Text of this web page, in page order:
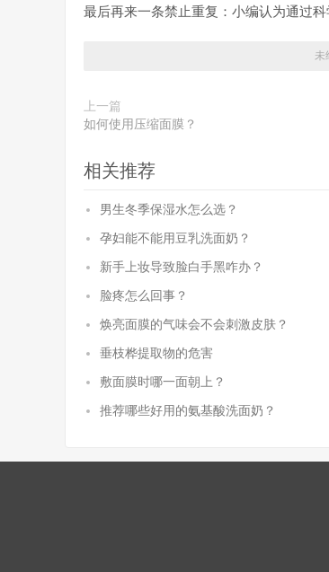
最后再来一条禁止重复：小编认为通过
未
上一篇
如何使用压缩面膜？
相关推荐
男生冬季保湿水怎么选？
孕妇能不能用豆乳洗面奶？
新手上妆导致脸白手黑咋办？
脸疼怎么回事？
焕亮面膜的气味会不会刺激皮肤？
垂枝桦提取物的危害
敷面膜时哪一面朝上？
推荐哪些好用的氨基酸洗面奶？